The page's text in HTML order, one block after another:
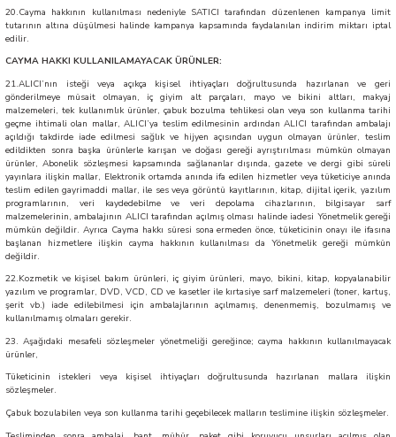
20.Cayma hakkının kullanılması nedeniyle SATICI tarafından düzenlenen kampanya limit
tutarının altına düşülmesi halinde kampanya kapsamında faydalanılan indirim miktarı iptal
edilir.
CAYMA HAKKI KULLANILAMAYACAK ÜRÜNLER:
21.ALICI’nın isteği veya açıkça kişisel ihtiyaçları doğrultusunda hazırlanan ve geri
gönderilmeye müsait olmayan, iç giyim alt parçaları, mayo ve bikini altları, makyaj
malzemeleri, tek kullanımlık ürünler, çabuk bozulma tehlikesi olan veya son kullanma tarihi
geçme ihtimali olan mallar, ALICI’ya teslim edilmesinin ardından ALICI tarafından ambalajı
açıldığı takdirde iade edilmesi sağlık ve hijyen açısından uygun olmayan ürünler, teslim
edildikten sonra başka ürünlerle karışan ve doğası gereği ayrıştırılması mümkün olmayan
ürünler, Abonelik sözleşmesi kapsamında sağlananlar dışında, gazete ve dergi gibi süreli
yayınlara ilişkin mallar, Elektronik ortamda anında ifa edilen hizmetler veya tüketiciye anında
teslim edilen gayrimaddi mallar, ile ses veya görüntü kayıtlarının, kitap, dijital içerik, yazılım
programlarının, veri kaydedebilme ve veri depolama cihazlarının, bilgisayar sarf
malzemelerinin, ambalajının ALICI tarafından açılmış olması halinde iadesi Yönetmelik gereği
mümkün değildir. Ayrıca Cayma hakkı süresi sona ermeden önce, tüketicinin onayı ile ifasına
başlanan hizmetlere ilişkin cayma hakkının kullanılması da Yönetmelik gereği mümkün
değildir.
22.Kozmetik ve kişisel bakım ürünleri, iç giyim ürünleri, mayo, bikini, kitap, kopyalanabilir
yazılım ve programlar, DVD, VCD, CD ve kasetler ile kırtasiye sarf malzemeleri (toner, kartuş,
şerit vb.) iade edilebilmesi için ambalajlarının açılmamış, denenmemiş, bozulmamış ve
kullanılmamış olmaları gerekir.
23. Aşağıdaki mesafeli sözleşmeler yönetmeliği gereğince; cayma hakkının kullanılmayacak
ürünler,
Tüketicinin istekleri veya kişisel ihtiyaçları doğrultusunda hazırlanan mallara ilişkin
sözleşmeler.
Çabuk bozulabilen veya son kullanma tarihi geçebilecek malların teslimine ilişkin sözleşmeler.